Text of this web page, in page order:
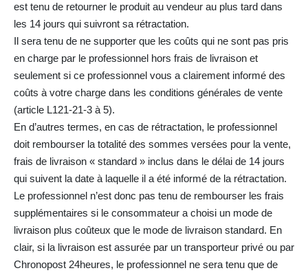
est tenu de retourner le produit au vendeur au plus tard dans
les 14 jours qui suivront sa rétractation.
Il sera tenu de ne supporter que les coûts qui ne sont pas pris
en charge par le professionnel hors frais de livraison et
seulement si ce professionnel vous a clairement informé des
coûts à votre charge dans les conditions générales de vente
(article L121-21-3 à 5).
En d’autres termes, en cas de rétractation, le professionnel
doit rembourser la totalité des sommes versées pour la vente,
frais de livraison « standard » inclus dans le délai de 14 jours
qui suivent la date à laquelle il a été informé de la rétractation.
Le professionnel n’est donc pas tenu de rembourser les frais
supplémentaires si le consommateur a choisi un mode de
livraison plus coûteux que le mode de livraison standard. En
clair, si la livraison est assurée par un transporteur privé ou par
Chronopost 24heures, le professionnel ne sera tenu que de